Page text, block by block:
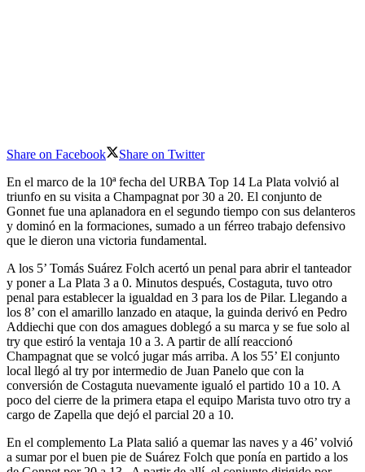
Share on Facebook
Share on Twitter
En el marco de la 10ª fecha del URBA Top 14 La Plata volvió al
triunfo en su visita a Champagnat por 30 a 20. El conjunto de
Gonnet fue una aplanadora en el segundo tiempo con sus delanteros
y dominó en la formaciones, sumado a un férreo trabajo defensivo
que le dieron una victoria fundamental.
A los 5’ Tomás Suárez Folch acertó un penal para abrir el tanteador
y poner a La Plata 3 a 0. Minutos después, Costaguta, tuvo otro
penal para establecer la igualdad en 3 para los de Pilar. Llegando a
los 8’ con el amarillo lanzado en ataque, la guinda derivó en Pedro
Addiechi que con dos amagues doblegó a su marca y se fue solo al
try que estiró la ventaja 10 a 3. A partir de allí reaccionó
Champagnat que se volcó jugar más arriba. A los 55’ El conjunto
local llegó al try por intermedio de Juan Panelo que con la
conversión de Costaguta nuevamente igualó el partido 10 a 10. A
poco del cierre de la primera etapa el equipo Marista tuvo otro try a
cargo de Zapella que dejó el parcial 20 a 10.
En el complemento La Plata salió a quemar las naves y a 46’ volvió
a sumar por el buen pie de Suárez Folch que ponía en partido a los